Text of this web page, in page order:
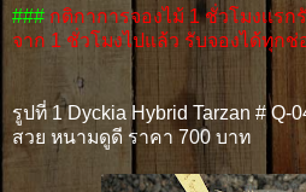
### กติกาการจองไม้ 1 ชั่วโมงเเร
จาก 1 ชั่วโมงไปแล้ว รับจองได้ทุกช่
รูปที่ 1 Dyckia Hybrid Tarzan # Q-
สวย หนามดูดี ราคา 700 บาท